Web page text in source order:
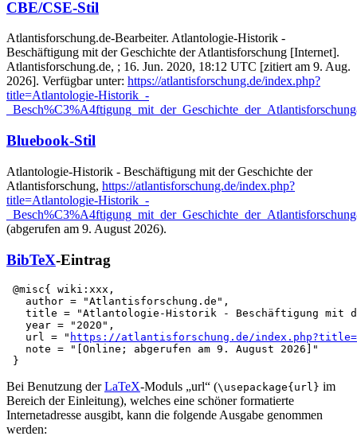
CBE/CSE-Stil
Atlantisforschung.de-Bearbeiter. Atlantologie-Historik -
Beschäftigung mit der Geschichte der Atlantisforschung [Internet].
Atlantisforschung.de, ; 16. Jun. 2020, 18:12 UTC [zitiert am 9. Aug.
2026]. Verfügbar unter: https://atlantisforschung.de/index.php?
title=Atlantologie-Historik_-
Bluebook-Stil
Atlantologie-Historik - Beschäftigung mit der Geschichte der
Atlantisforschung, https://atlantisforschung.de/index.php?
title=Atlantologie-Historik_-
(abgerufen am 9. August 2026).
BibTeX-Eintrag
@misc{ wiki:xxx,
   author = "Atlantisforschung.de",
title = "Atlantologie-Historik - Beschäftigung mit
   year = "2020",
   url = "
https://atlantisforschung.de/
   note = "[Online; abgerufen am 9. August 2026]"
Bei Benutzung derLaTeX-Moduls „url“ (\usepackage{url} im
Bereich der Einleitung), welches eine schöner formatierte
Internetadresse ausgibt, kann die folgende Ausgabe genommen
werden: